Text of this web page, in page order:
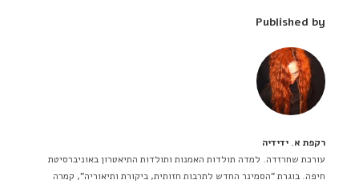
Published by
רקפת א. ידידיה
עורכת שחרזדה. למדה תולדות האמנות ותולדות התיאטרון באוניברסיטת
חיפה. בוגרת "הסמינר החדש לתרבות חזותית, ביקורת ותיאוריה", קמרה